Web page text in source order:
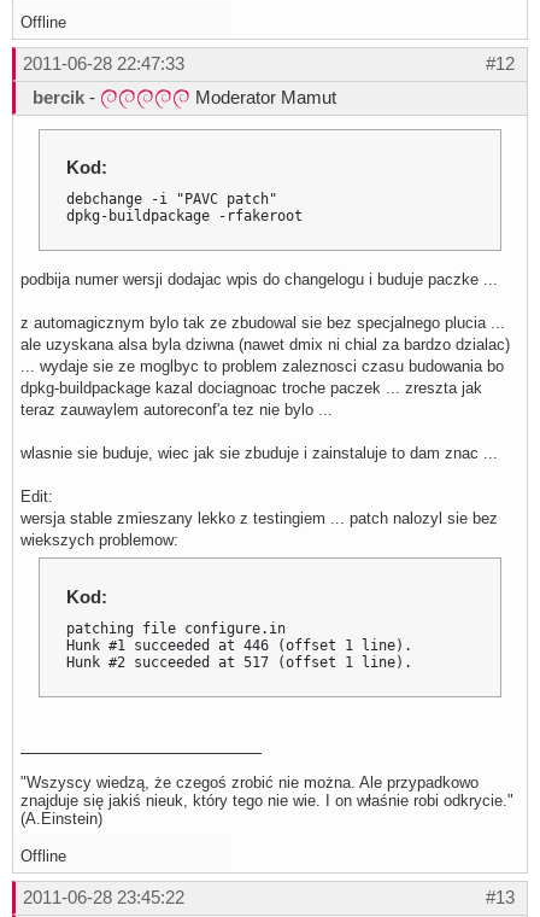
Offline
#12
2011-06-28 22:47:33
bercik - Moderator Mamut
Kod:
debchange -i "PAVC patch"
dpkg-buildpackage -rfakeroot
podbija numer wersji dodajac wpis do changelogu i buduje paczke ...
z automagicznym bylo tak ze zbudowal sie bez specjalnego plucia ...
ale uzyskana alsa byla dziwna (nawet dmix ni chial za bardzo dzialac)
... wydaje sie ze moglbyc to problem zaleznosci czasu budowania bo
dpkg-buildpackage kazal dociagnoac troche paczek ... zreszta jak
teraz zauwaylem autoreconf'a tez nie bylo ...
wlasnie sie buduje, wiec jak sie zbuduje i zainstaluje to dam znac ...
Edit:
wersja stable zmieszany lekko z testingiem ... patch nalozyl sie bez
wiekszych problemow:
Kod:
patching file configure.in
Hunk #1 succeeded at 446 (offset 1 line).
Hunk #2 succeeded at 517 (offset 1 line).
"Wszyscy wiedzą, że czegoś zrobić nie można. Ale przypadkowo
znajduje się jakiś nieuk, który tego nie wie. I on właśnie robi odkrycie."
(A.Einstein)
Offline
#13
2011-06-28 23:45:22